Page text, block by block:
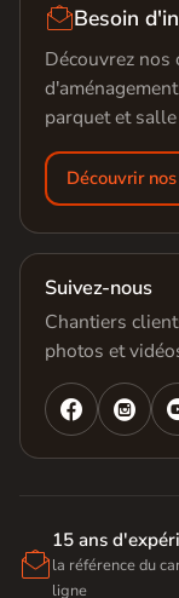
Besoin
Découvrez nos
parquet et
Découvrir
Suivez-nous
Chantiers
photos et
 

15 ans
la référence du
ligne